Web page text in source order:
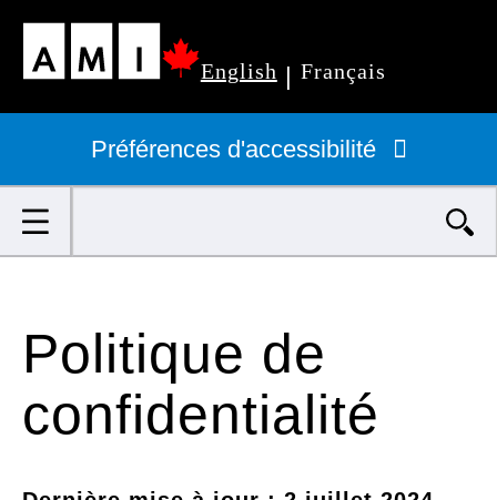
Passer
contenu
English| Français
Navigation
principalePréférences d'accessibilité
Politique de
confidentialité